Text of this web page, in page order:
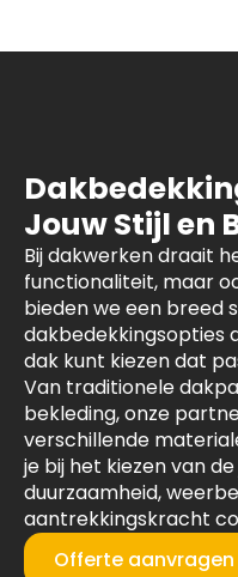
Jouw Stijl en
Bij dakwerken draait
functionaliteit, maar
bieden we een breed
dakbedekkingsopties
dak kunt kiezen dat
Van traditionele
bekleding, onze
verschillende
je bij het kiezen van
duurzaamheid,
aantrekkingskracht
Offerte aanvragen